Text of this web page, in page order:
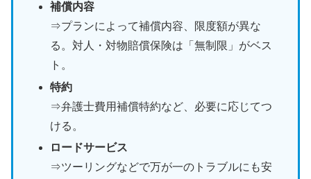
補償内容
⇒プランによって補償内容、限度額が異な
る。対人・対物賠償保険は「無制限」がベス
ト。
特約
⇒弁護士費用補償特約など、必要に応じてつ
ける。
ロードサービス
⇒ツーリングなどで万が一のトラブルにも安